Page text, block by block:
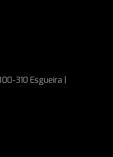
310 Esgueira |